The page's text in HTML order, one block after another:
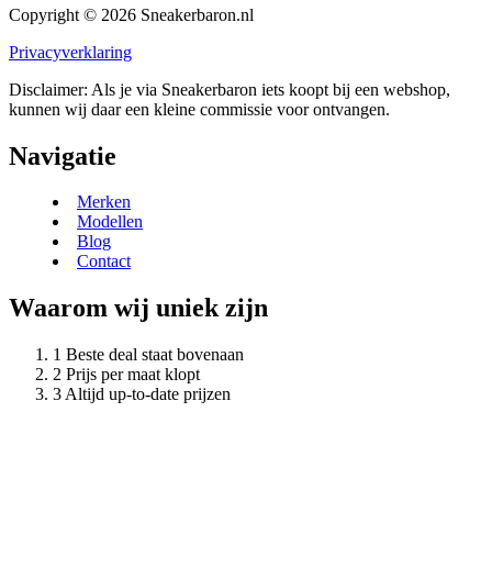
Copyright © 2026 Sneakerbaron.nl
Privacyverklaring
Disclaimer: Als je via Sneakerbaron iets koopt bij een webshop,
kunnen wij daar een kleine commissie voor ontvangen.
Navigatie
Merken
Modellen
Blog
Contact
Waarom wij uniek zijn
Beste deal staat bovenaan
Prijs per maat klopt
Altijd up-to-date prijzen